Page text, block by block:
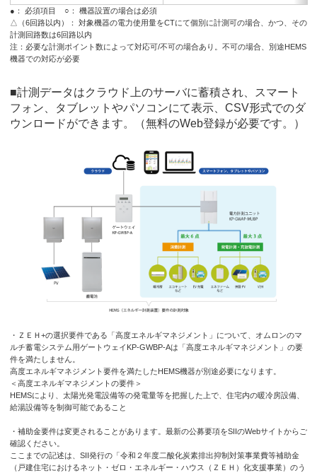
●： 必須項目 ○： 機器設置の場合は必須
△（6回路以内）： 対象機器の電力使用量をCTにて個別に計測可の場合、かつ、その
計測回路数は6回路以内
注：必要な計測ポイント数によって対応可/不可の場合あり。不可の場合、別途HEMS
機器での対応が必要
■計測データはクラウド上のサーバに蓄積され、スマート
フォン、タブレットやパソコンにて表示、CSV形式でのダ
ウンロードができます。（無料のWeb登録が必要です。）
・ＺＥＨ+の選択要件である「高度エネルギマネジメント」について、オムロンのマ
ルチ蓄電システム用ゲートウェイKP-GWBP-Aは「高度エネルギマネジメント」の要
件を満たしません。
高度エネルギマネジメント要件を満たしたHEMS機器が別途必要になります。
＜高度エネルギマネジメントの要件＞
HEMSにより、太陽光発電設備等の発電量等を把握した上で、住宅内の暖冷房設備、
給湯設備等を制御可能であること
・補助金要件は変更されることがあります。最新の公募要項をSIIのWebサイトからご
確認ください。
ここまでの記述は、SII発行の「令和２年度二酸化炭素排出抑制対策事業費等補助金
（戸建住宅におけるネット・ゼロ・エネルギー・ハウス（ＺＥＨ）化支援事業）のう